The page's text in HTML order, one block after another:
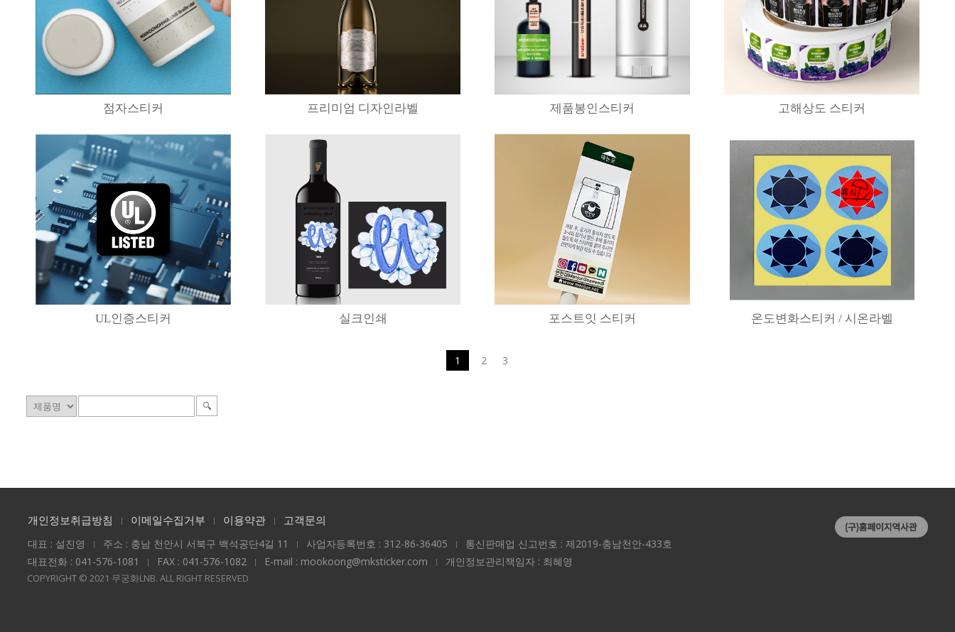
점자스티커 프리미엄 디자인라벨 제품봉인스티커 고해상도 스티커
UL인증스티커 실크인쇄 포스트잇 스티커 온도변화스티커 / 시온라벨
1 2 3
개인정보취급방침 이메일수집거부 이용약관 고객문의
대표 : 설진영 주소 : 충남 천안시 서북구 백석공단4길 11 사업자등록번호 : 312-86-36405
통신판매업 신고번호 : 제2019-충남천안-433호
대표전화 : 041-576-1081
FAX : 041-576-1082 E-mail : mookoong@mksticker.com 개인정보관리책임자 : 최혜영
COPYRIGHT © 2021 무궁화LNB. ALL RIGHT RESERVED